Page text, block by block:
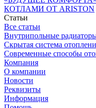
КОТЛАМИ ОТ ARISTON
Статьи
Все статьи
Внутрипольные
Скрытая система
Современные способы
Компания
О компании
Новости
Реквизиты
Информация